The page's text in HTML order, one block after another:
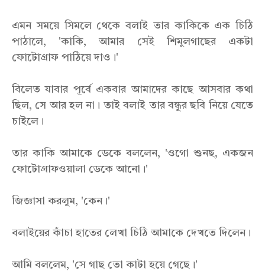
এমন সময়ে সিমলে থেকে বলাই তার কাকিকে এক চিঠি
পাঠালে, 'কাকি, আমার সেই শিমুলগাছের একটা
ফোটোগ্রাফ পাঠিয়ে দাও।'
বিলেত যাবার পূর্বে একবার আমাদের কাছে আসবার কথা
ছিল, সে আর হল না। তাই বলাই তার বন্ধুর ছবি নিয়ে যেতে
চাইলে।
তার কাকি আমাকে ডেকে বললেন, 'ওগো শুনছ, একজন
ফোটোগ্রাফওয়ালা ডেকে আনো।'
জিজ্ঞাসা করলুম, 'কেন।'
বলাইয়ের কাঁচা হাতের লেখা চিঠি আমাকে দেখতে দিলেন।
আমি বললেম, 'সে গাছ তো কাটা হয়ে গেছে।'